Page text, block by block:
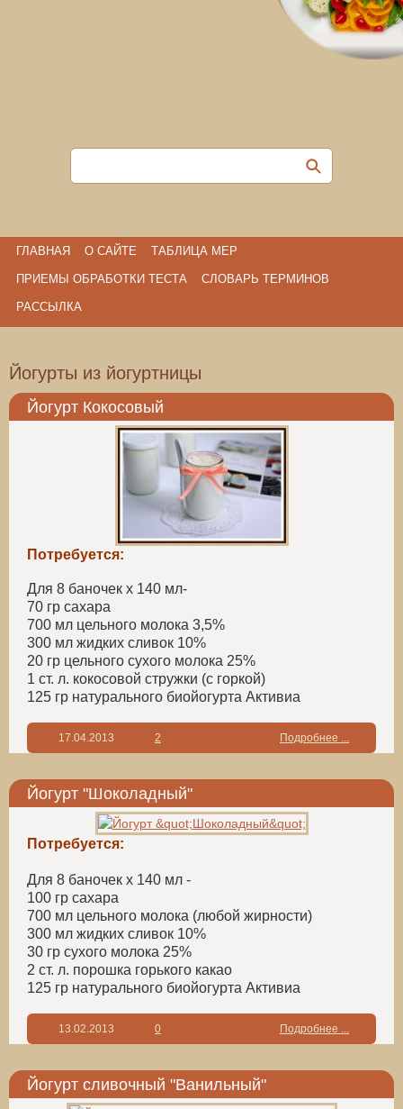
ГЛАВНАЯ О САЙТЕ ТАБЛИЦА МЕР
ПРИЕМЫ ОБРАБОТКИ ТЕСТА СЛОВАРЬ ТЕРМИНОВ
РАССЫЛКА
Йогурты из йогуртницы
Йогурт Кокосовый
Потребуется:
Для 8 баночек х 140 мл-
70 гр сахара
700 мл цельного молока 3,5%
300 мл жидких сливок 10%
20 гр цельного сухого молока 25%
1 ст. л. кокосовой стружки (с горкой)
125 гр натурального биойогурта Активиа
17.04.2013 2 Подробнее ...
Йогурт "Шоколадный"
Потребуется:
Для 8 баночек х 140 мл -
100 гр сахара
700 мл цельного молока (любой жирности)
300 мл жидких сливок 10%
30 гр сухого молока 25%
2 ст. л. порошка горького какао
125 гр натурального биойогурта Активиа
13.02.2013 0 Подробнее ...
Йогурт сливочный "Ванильный"